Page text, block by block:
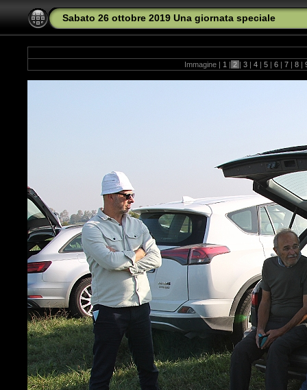
Sabato 26 ottobre 2019 Una giornata speciale
Immagine | 1 | 2 | 3 | 4 | 5 | 6 | 7 | 8 |